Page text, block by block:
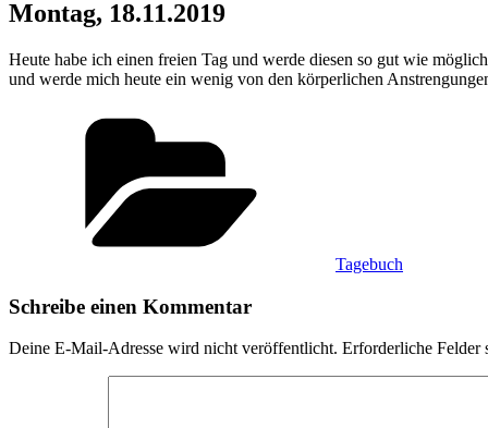
Montag, 18.11.2019
Heute habe ich einen freien Tag und werde diesen so gut wie
und werde mich heute ein wenig von den körperlichen
Tagebuch
Schreibe einen Kommentar
Deine E-Mail-Adresse wird nicht veröffentlicht. Erforderliche Felder